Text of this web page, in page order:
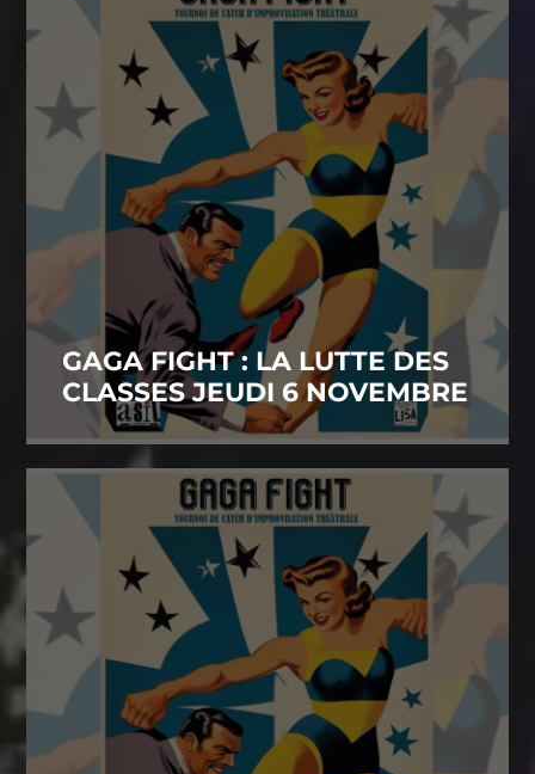
GAGA FIGHT : LA LUTTE DES
CLASSES JEUDI 6 NOVEMBRE